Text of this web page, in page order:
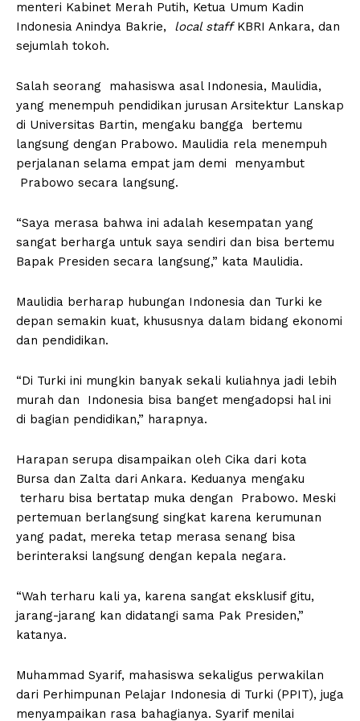
menteri Kabinet Merah Putih, Ketua Umum Kadin
Indonesia Anindya Bakrie, local staffKBRI Ankara, dan
sejumlah tokoh.
Salah seorang mahasiswa asal Indonesia, Maulidia,
yang menempuh pendidikan jurusan Arsitektur Lanskap
di Universitas Bartin, mengaku bangga bertemu
langsung dengan Prabowo. Maulidia rela menempuh
perjalanan selama empat jam demi menyambut
Prabowo secara langsung.
“Saya merasa bahwa ini adalah kesempatan yang
sangat berharga untuk saya sendiri dan bisa bertemu
Bapak Presiden secara langsung,” kata Maulidia.
Maulidia berharap hubungan Indonesia dan Turki ke
depan semakin kuat, khususnya dalam bidang ekonomi
dan pendidikan.
“Di Turki ini mungkin banyak sekali kuliahnya jadi lebih
murah dan Indonesia bisa banget mengadopsi hal ini
di bagian pendidikan,” harapnya.
Harapan serupa disampaikan oleh Cika dari kota
Bursa dan Zalta dari Ankara. Keduanya mengaku
terharu bisa bertatap muka dengan Prabowo. Meski
pertemuan berlangsung singkat karena kerumunan
yang padat, mereka tetap merasa senang bisa
berinteraksi langsung dengan kepala negara.
“Wah terharu kali ya, karena sangat eksklusif gitu,
jarang-jarang kan didatangi sama Pak Presiden,”
katanya.
Muhammad Syarif, mahasiswa sekaligus perwakilan
dari Perhimpunan Pelajar Indonesia di Turki (PPIT), juga
menyampaikan rasa bahagianya. Syarif menilai